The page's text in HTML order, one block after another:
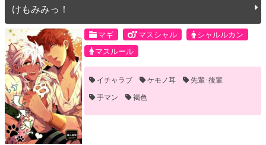
けもみみっ！
マギ マスシャル
シャルルカン
マスルール
イチャラブ ケモノ耳
先輩･後輩
手マン
褐色